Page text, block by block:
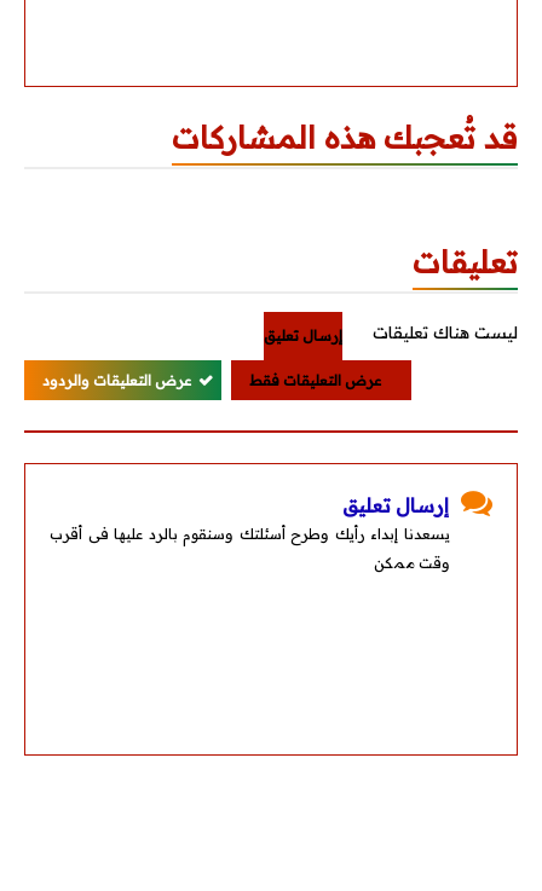
قد تُعجبك هذه المشاركات
تعليقات
ليست هناك تعليقات إرسال تعليق
عرض التعليقات فقط عرض التعليقات والردود
إرسال تعليق
يسعدنا إبداء رأيك وطرح أسئلتك وسنقوم بالرد عليها فى أقرب
وقت ممكن